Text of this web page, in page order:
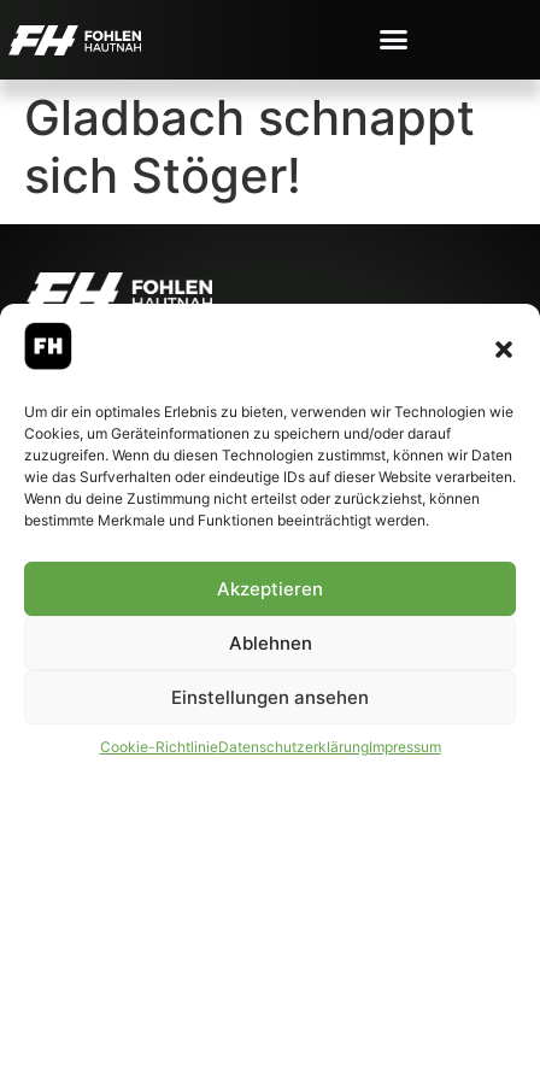
Um dir ein optimales Erlebnis zu bieten, verwenden wir Technologien wie
Cookies, um Geräteinformationen zu speichern und/oder darauf
zuzugreifen. Wenn du diesen Technologien zustimmst, können wir Daten
wie das Surfverhalten oder eindeutige IDs auf dieser Website verarbeiten.
Wenn du deine Zustimmung nicht erteilst oder zurückziehst, können
bestimmte Merkmale und Funktionen beeinträchtigt werden.
Akzeptieren
Ablehnen
Einstellungen ansehen
Cookie-RichtlinieDatenschutzerklärungImpressum
Gladbach schnappt
sich Stöger!
© 2007-2026 Fohlen-Hautnah.de
– Alle rechte vorbehalten.
offiziell eingetragenes Magazin
bei der Deutschen
Nationalbibliothek (ISSN 1868-
8233). Nachdruck und
Weiterverarbeitung, auch
auszugsweise, nur mit
PARTNER WERDEN
AGB